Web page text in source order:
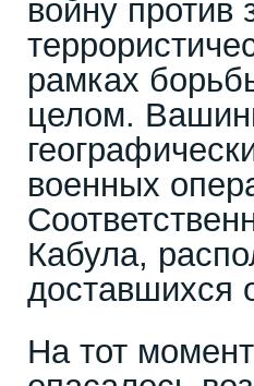
войну
рамках
целом.
военных
Кабула,
доставшихся
На тот